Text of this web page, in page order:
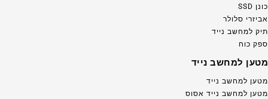
כונן SSD
אביזרי סלולר
תיק למחשב נייד
ספק כוח
מטען למחשב נייד
מטען למחשב נייד
מטען למחשב נייד אסוס